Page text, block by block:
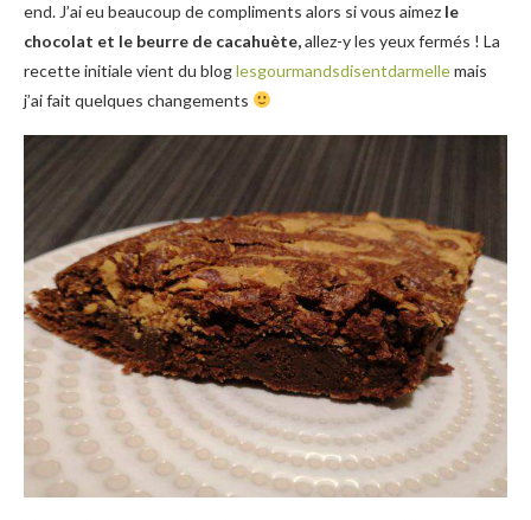
end. J’ai eu beaucoup de compliments alors si vous aimez le
chocolat et le beurre de cacahuète,allez-y les yeux fermés ! La
recette initiale vient du bloglesgourmandsdisentdarmellemais
j’ai fait quelques changements